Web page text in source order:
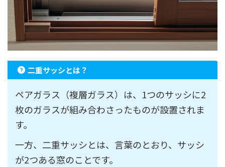
二重サッシとは？
ペアガラス（複層ガラス）は、1つのサッシに2
枚のガラスが組み合わさったものが設置されま
す。
一方、二重サッシとは、言葉のとおり、サッシ
が2つある窓のことです。